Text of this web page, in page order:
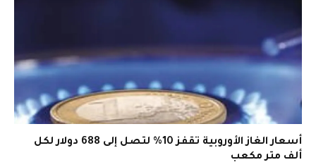
أسعار الغاز الأوروبية تقفز 10% لتصل إلى 688 دولار لكل
ألف متر مكعب